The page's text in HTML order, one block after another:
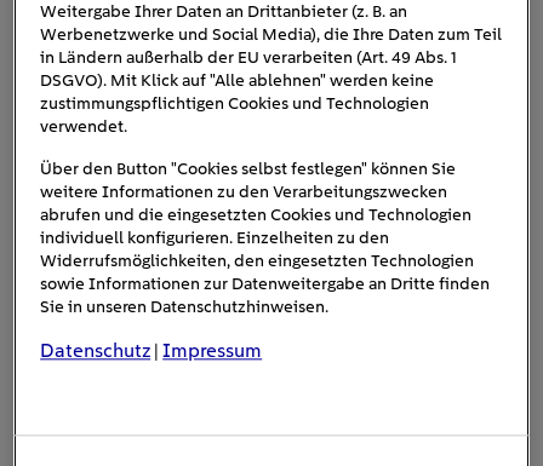
Abgerundete Formen, stilvolle Chromelemente: Für das Design
des ersten SUVs aus TOGGs Herstellung ist die italienische
Designschmiede Pininfarina verantwortlich (Foto: © TOGG).
Aufbruch in einen neuen Markt: Die Türkei
wird Autohersteller
Rein elektrisch betriebene Autos, wie der SUV von TOGG,
sind für die Türkei nicht nur ein Meilenstein im Bereich
der Elektromobilität, sondern auch gleichzeitig der erste
Schritt hin zureigenen Automobilproduktion im
Land . Denn bislang werden im anatolischen Staat zwar
Weitergabe Ihrer Daten an Drittanbieter (z. B. an
Werbenetzwerke und Social Media), die Ihre Daten zum Teil
in Ländern außerhalb der EU verarbeiten (Art. 49 Abs. 1
DSGVO). Mit Klick auf "Alle ablehnen" werden keine
zustimmungspflichtigen Cookies und Technologien
verwendet.
Über den Button "Cookies selbst festlegen" können Sie
weitere Informationen zu den Verarbeitungszwecken
abrufen und die eingesetzten Cookies und Technologien
individuell konfigurieren. Einzelheiten zu den
Widerrufsmöglichkeiten, den eingesetzten Technologien
sowie Informationen zur Datenweitergabe an Dritte finden
Sie in unseren Datenschutzhinweisen.
Datenschutz |Impressum